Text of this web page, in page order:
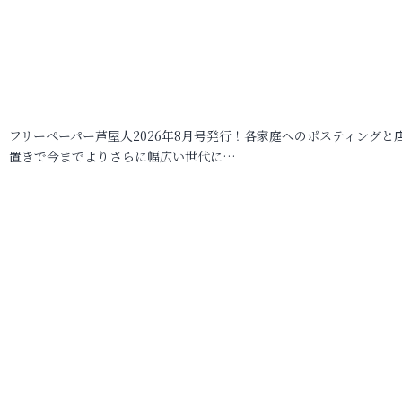
フリーペーパー芦屋人2026年8月号発行！各家庭へのポスティングと
置きで今までよりさらに幅広い世代に…